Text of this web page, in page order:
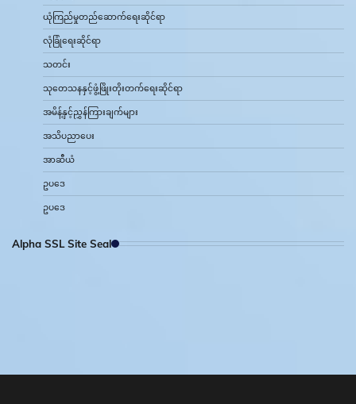
ယုံကြည်မှုတည်ဆောက်ရေးဆိုင်ရာ
လုံခြုံရေးဆိုင်ရာ
သတင်း
သုတေသနနှင့်ဖွံ့ဖြိုးတိုးတက်ရေးဆိုင်ရာ
အမိန့်နှင့်ညွှန်ကြားချက်များ
အသိပညာပေး
အာဆီယံ
ဥပဒေ
ဥပဒေ
Alpha SSL Site Seal